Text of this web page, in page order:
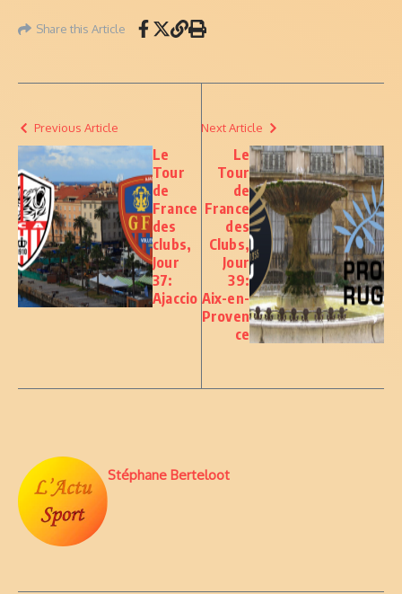
Share this Article
Previous Article
Le
Tour
de
France
des
clubs,
Jour
37:
Ajaccio
Next Article
Le
Tour
de
France
des
Clubs,
Jour
39:
Aix-en-
Proven
ce
Stéphane Berteloot